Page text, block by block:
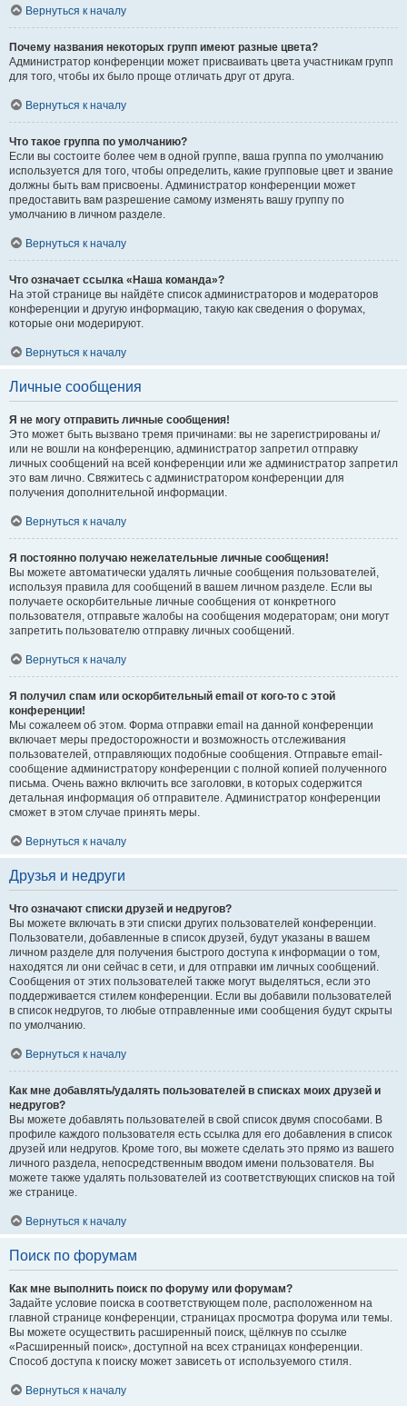
Вернуться к началу
Почему названия некоторых групп имеют разные цвета?
Администратор конференции может присваивать цвета участникам групп
для того, чтобы их было проще отличать друг от друга.
Вернуться к началу
Что такое группа по умолчанию?
Если вы состоите более чем в одной группе, ваша группа по умолчанию
используется для того, чтобы определить, какие групповые цвет и звание
должны быть вам присвоены. Администратор конференции может
предоставить вам разрешение самому изменять вашу группу по
умолчанию в личном разделе.
Вернуться к началу
Что означает ссылка «Наша команда»?
На этой странице вы найдёте список администраторов и модераторов
конференции и другую информацию, такую как сведения о форумах,
которые они модерируют.
Вернуться к началу
Личные сообщения
Я не могу отправить личные сообщения!
Это может быть вызвано тремя причинами: вы не зарегистрированы и/
или не вошли на конференцию, администратор запретил отправку
личных сообщений на всей конференции или же администратор запретил
это вам лично. Свяжитесь с администратором конференции для
получения дополнительной информации.
Вернуться к началу
Я постоянно получаю нежелательные личные сообщения!
Вы можете автоматически удалять личные сообщения пользователей,
используя правила для сообщений в вашем личном разделе. Если вы
получаете оскорбительные личные сообщения от конкретного
пользователя, отправьте жалобы на сообщения модераторам; они могут
запретить пользователю отправку личных сообщений.
Вернуться к началу
Я получил спам или оскорбительный email от кого-то с этой
конференции!
Мы сожалеем об этом. Форма отправки email на данной конференции
включает меры предосторожности и возможность отслеживания
пользователей, отправляющих подобные сообщения. Отправьте email-
сообщение администратору конференции с полной копией полученного
письма. Очень важно включить все заголовки, в которых содержится
детальная информация об отправителе. Администратор конференции
сможет в этом случае принять меры.
Вернуться к началу
Друзья и недруги
Что означают списки друзей и недругов?
Вы можете включать в эти списки других пользователей конференции.
Пользователи, добавленные в список друзей, будут указаны в вашем
личном разделе для получения быстрого доступа к информации о том,
находятся ли они сейчас в сети, и для отправки им личных сообщений.
Сообщения от этих пользователей также могут выделяться, если это
поддерживается стилем конференции. Если вы добавили пользователей
в список недругов, то любые отправленные ими сообщения будут скрыты
по умолчанию.
Вернуться к началу
Как мне добавлять/удалять пользователей в списках моих друзей и
недругов?
Вы можете добавлять пользователей в свой список двумя способами. В
профиле каждого пользователя есть ссылка для его добавления в список
друзей или недругов. Кроме того, вы можете сделать это прямо из вашего
личного раздела, непосредственным вводом имени пользователя. Вы
можете также удалять пользователей из соответствующих списков на той
же странице.
Вернуться к началу
Поиск по форумам
Как мне выполнить поиск по форуму или форумам?
Задайте условие поиска в соответствующем поле, расположенном на
главной странице конференции, страницах просмотра форума или темы.
Вы можете осуществить расширенный поиск, щёлкнув по ссылке
«Расширенный поиск», доступной на всех страницах конференции.
Способ доступа к поиску может зависеть от используемого стиля.
Вернуться к началу